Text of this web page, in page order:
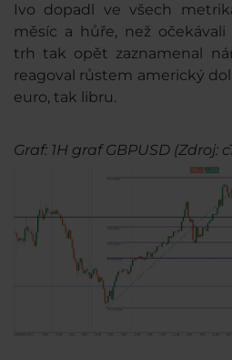
Ivo dopadl ve všech
měsíc a hůře, než očekávali
trh tak opět zaznamenal
reagoval růstem americký
euro, tak libru.
Graf: 1H graf GBPUSD (Zdroj: